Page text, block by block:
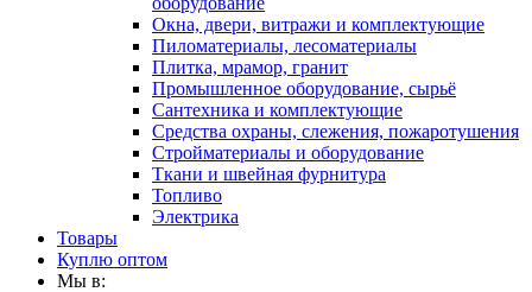
Окна, двери, витражи и комплектующие
Пиломатериалы, лесоматериалы
Плитка, мрамор, гранит
Промышленное оборудование, сырьё
Сантехника и комплектующие
Средства охраны, слежения, пожаротушения
Стройматериалы и оборудование
Ткани и швейная фурнитура
Топливо
Электрика
Товары
Куплю оптом
Мы в: